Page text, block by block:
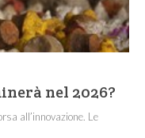
nel 2026?
all’innovazione. Le